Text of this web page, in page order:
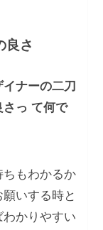
良さ
ナーの二刀
さっ て何で
もわかるか
いする時と
かりやすい